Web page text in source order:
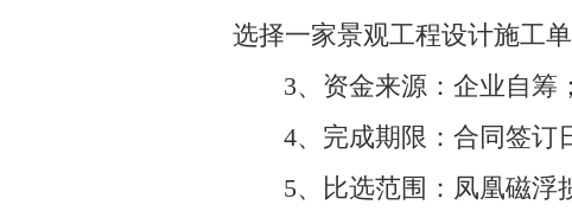
选择一家景观工程设计施工
3、资金来源：企业自筹；
4、完成期限：合同签订
5、比选范围：凤凰磁浮